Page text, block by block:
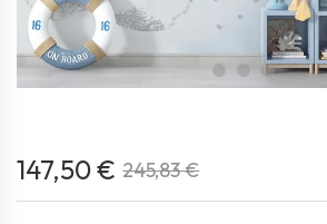
147,50 € 245,83 €